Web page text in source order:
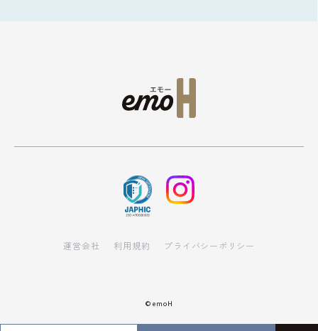
運営会社 利用規約 プライバシーポリシー
© emoH